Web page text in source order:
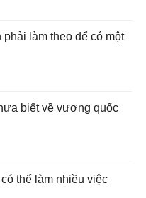
phải làm theo để có một
biết về vương quốc
thể làm nhiều việc